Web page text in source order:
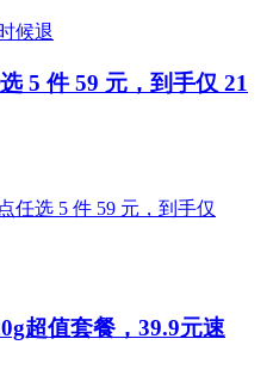
5 件 59 元，到手仅 21
超值套餐，39.9元速